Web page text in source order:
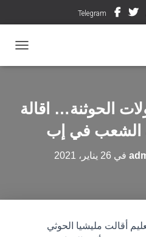
Telegram
الحوثنة… اقالة
الشعب في إب
في 26 يناير، 2021
أقالت مليشيا الحوثي